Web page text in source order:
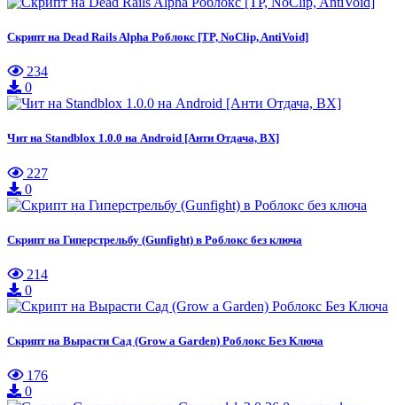
Скрипт на Dead Rails Alpha Роблокс [TP, NoClip, AntiVoid]
234
0
Чит на Standblox 1.0.0 на Android [Анти Отдача, ВХ]
227
0
Скрипт на Гиперстрельбу (Gunfight) в Роблокс без ключа
214
0
Скрипт на Вырасти Сад (Grow a Garden) Роблокс Без Ключа
176
0